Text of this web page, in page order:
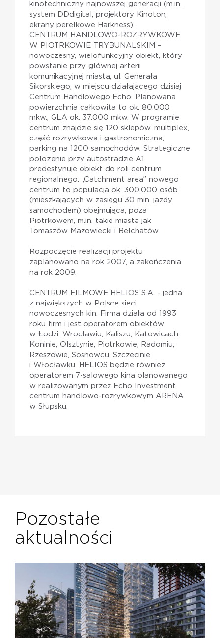
kinotechniczny najnowszej generacji (m.in.
system DDdigital, projektory Kinoton,
ekrany perełkowe Harkness).
CENTRUM HANDLOWO-ROZRYWKOWE
W PIOTRKOWIE TRYBUNALSKIM –
nowoczesny, wielofunkcyjny obiekt, który
powstanie przy głównej arterii
komunikacyjnej miasta, ul. Generała
Sikorskiego, w miejscu działającego dzisiaj
Centrum Handlowego Echo. Planowana
powierzchnia całkowita to ok. 80.000
mkw., GLA ok. 37.000 mkw. W programie
centrum znajdzie się 120 sklepów, multiplex,
część rozrywkowa i gastronomiczna,
parking na 1200 samochodów. Strategiczne
położenie przy autostradzie A1
predestynuje obiekt do roli centrum
regionalnego. „Catchment area” nowego
centrum to populacja ok. 300.000 osób
(mieszkających w zasięgu 30 min. jazdy
samochodem) obejmująca, poza
Piotrkowem, m.in. takie miasta jak
Tomaszów Mazowiecki i Bełchatów.
Rozpoczęcie realizacji projektu
zaplanowano na rok 2007, a zakończenia
na rok 2009.
CENTRUM FILMOWE HELIOS S.A. - jedna
z największych w Polsce sieci
nowoczesnych kin. Firma działa od 1993
roku firm i jest operatorem obiektów
w Łodzi, Wrocławiu, Kaliszu, Katowicach,
Koninie, Olsztynie, Piotrkowie, Radomiu,
Rzeszowie, Sosnowcu, Szczecinie
i Włocławku. HELIOS będzie również
operatorem 7-salowego kina planowanego
w realizowanym przez Echo Investment
centrum handlowo-rozrywkowym ARENA
w Słupsku.
Pozostałe
aktualności